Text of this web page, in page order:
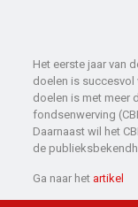
Het eerste jaar van
doelen is succesvol
doelen is met meer
fondsenwerving
Daarnaast wil het
de
Ga naar het artikel